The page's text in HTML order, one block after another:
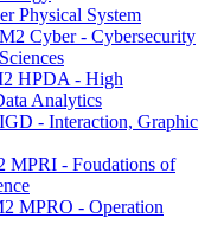
Physical System
Cyber - Cybersecurity
HPDA - High
Analytics
- Interaction, Graphic
MPRI - Foudations of
MPRO - Operation